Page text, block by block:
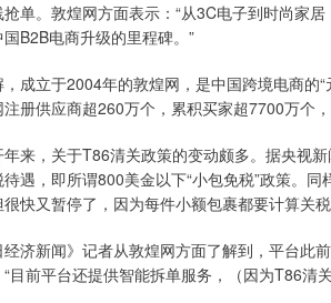
单。敦煌网方面表示：“从3C电子到时尚家
B2B电商升级的里程碑。”
立于2004年的敦煌网，是中国跨境电商的“
册供应商超260万个，累积买家超7700万个
，关于T86清关政策的变动颇多。据央视新
遇，即所谓800美金以下“小包免税”政策。
快又暂停了，因为每件小额包裹都要计算关
新闻》记者从敦煌网方面了解到，平台此前
目前平台还提供智能拆单服务，（因为T86清